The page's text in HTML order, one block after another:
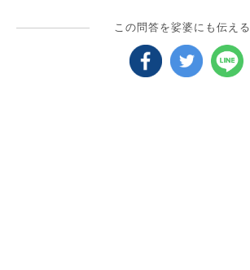
この問答を娑婆にも伝える